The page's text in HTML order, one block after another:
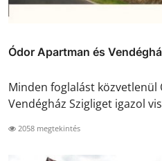
Ódor Apartman és
Minden foglalást közvetlenül
Vendégház Szigliget igazol
2058 megtekintés